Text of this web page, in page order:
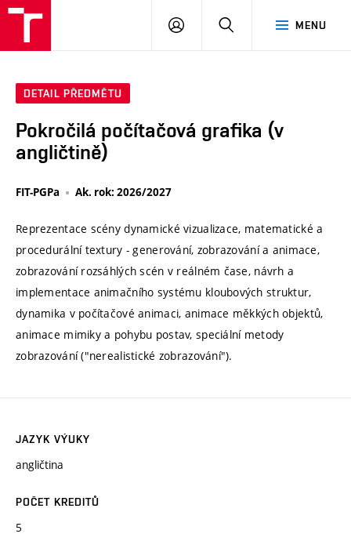
MENU
PŘIHLÁSIT
DETAIL PŘEDMĚTU
Pokročilá počítačová grafika (v
angličtině)
FIT-PGPa Ak. rok: 2026/2027
Reprezentace scény dynamické vizualizace, matematické a
procedurální textury - generování, zobrazování a animace,
zobrazování rozsáhlých scén v reálném čase, návrh a
implementace animačního systému kloubových struktur,
dynamika v počítačové animaci, animace měkkých objektů,
animace mimiky a pohybu postav, speciální metody
zobrazování ("nerealistické zobrazování").
JAZYK VÝUKY
angličtina
POČET KREDITŮ
5